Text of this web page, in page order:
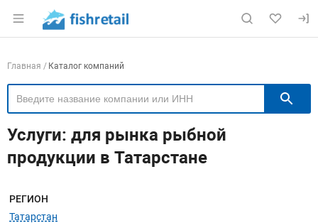
Раздел навигации по сайту fishretail.ru
Навигация по компаниям
Главная Каталог компаний
Услуги: для рынка рыбной
продукции в Татарстане
Меню навигации
РЕГИОН
Татарстан